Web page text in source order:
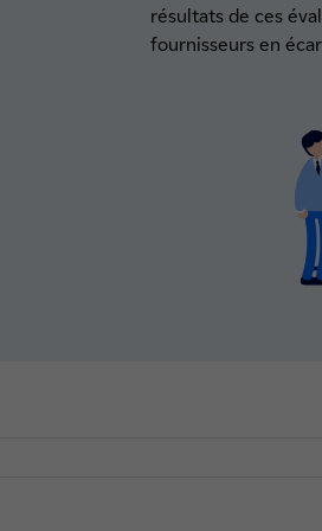
résultats de ces
fournisseurs en